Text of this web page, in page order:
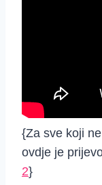
{Za sve koji
ovdje je
2}